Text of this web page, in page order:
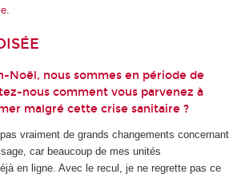
.
Noël, nous sommes en période de
nous comment vous parvenez à
malgré cette crise sanitaire ?
vraiment de grands changements concernant
car beaucoup de mes unités
en ligne. Avec le recul, je ne regrette pas ce